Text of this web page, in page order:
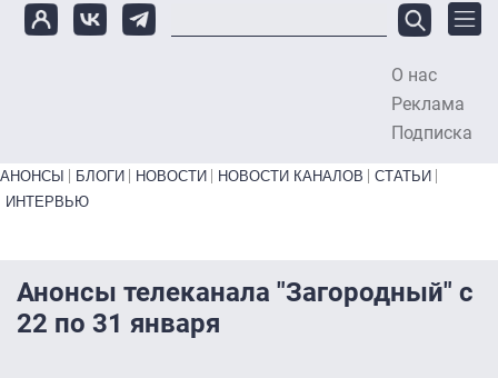
О нас
Реклама
Подписка
Primary links bottom
АНОНСЫ БЛОГИ НОВОСТИ НОВОСТИ КАНАЛОВ
СТАТЬИ
ИНТЕРВЬЮ
Анонсы телеканала "Загородный" с
22 по 31 января